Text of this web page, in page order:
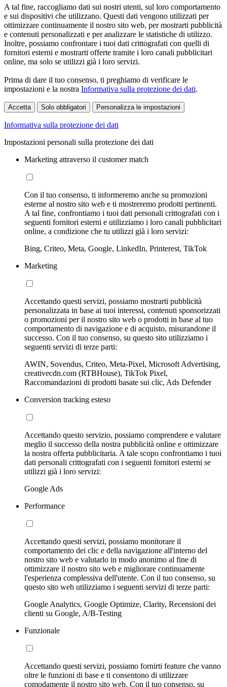
A tal fine, raccogliamo dati sui nostri utenti, sul loro comportamento
e sui dispositivi che utilizzano. Questi dati vengono utilizzati per
ottimizzare continuamente il nostro sito web, per mostrarti pubblicità
e contenuti personalizzati e per analizzare le statistiche di utilizzo.
Inoltre, possiamo confrontare i tuoi dati crittografati con quelli di
fornitori esterni e mostrarti offerte tramite i loro canali pubblicitari
online, ma solo se utilizzi già i loro servizi.
Prima di dare il tuo consenso, ti preghiamo di verificare le
impostazioni e la nostra Informativa sulla protezione dei dati.
Accetta Solo obbligatori Personalizza le impostazioni
Informativa sulla protezione dei dati
Impostazioni personali sulla protezione dei dati
Marketing attraverso il customer match
Con il tuo consenso, ti informeremo anche su promozioni
esterne al nostro sito web e ti mostreremo prodotti pertinenti.
A tal fine, confrontiamo i tuoi dati personali crittografati con i
seguenti fornitori esterni e utilizziamo i loro canali pubblicitari
online, a condizione che tu utilizzi già i loro servizi:
Bing, Criteo, Meta, Google, LinkedIn, Printerest, TikTok
Marketing
Accettando questi servizi, possiamo mostrarti pubblicità
personalizzata in base ai tuoi interessi, contenuti sponsorizzati
o promozioni per il nostro sito web o prodotti in base al tuo
comportamento di navigazione e di acquisto, misurandone il
successo. Con il tuo consenso, su questo sito utilizziamo i
seguenti servizi di terze parti:
AWIN, Sovendus, Criteo, Meta-Pixel, Microsoft Advertising,
creativecdn.com (RTBHouse), TikTok Pixel,
Raccomandazioni di prodotti basate sui clic, Ads Defender
Conversion tracking esteso
Accettando questo servizio, possiamo comprendere e valutare
meglio il successo della nostra pubblicità online e ottimizzare
la nostra offerta pubblicitaria. A tale scopo confrontiamo i tuoi
dati personali crittografati con i seguenti fornitori esterni se
utilizzi già i loro servizi:
Google Ads
Performance
Accettando questi servizi, possiamo monitorare il
comportamento dei clic e della navigazione all'interno del
nostro sito web e valutarlo in modo anonimo al fine di
ottimizzare il nostro sito web e migliorare continuamente
l'esperienza complessiva dell'utente. Con il tuo consenso, su
questo sito web utilizziamo i seguenti servizi di terze parti:
Google Analytics, Google Optimize, Clarity, Recensioni dei
clienti su Google, A/B-Testing
Funzionale
Accettando questi servizi, possiamo fornirti feature che vanno
oltre le funzioni di base e ti consentono di utilizzare
comodamente il nostro sito web. Con il tuo consenso, su